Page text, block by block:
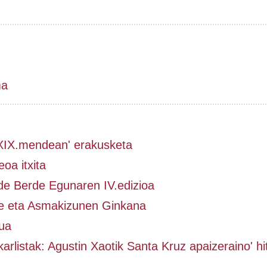
erakusketa
itxita
Berde Egunaren IV.edizioa
eta Asmakizunen Ginkana
Agustin Xaotik Santa Kruz apaizeraino'